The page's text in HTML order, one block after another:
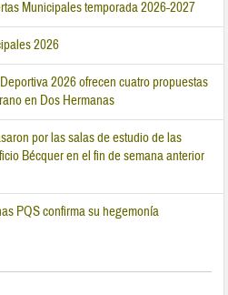
Municipales temporada 2026-2027
2026
2026 ofrecen cuatro propuestas
en Dos Hermanas
por las salas de estudio de las
Bécquer en el fin de semana anterior
PQS confirma su hegemonía